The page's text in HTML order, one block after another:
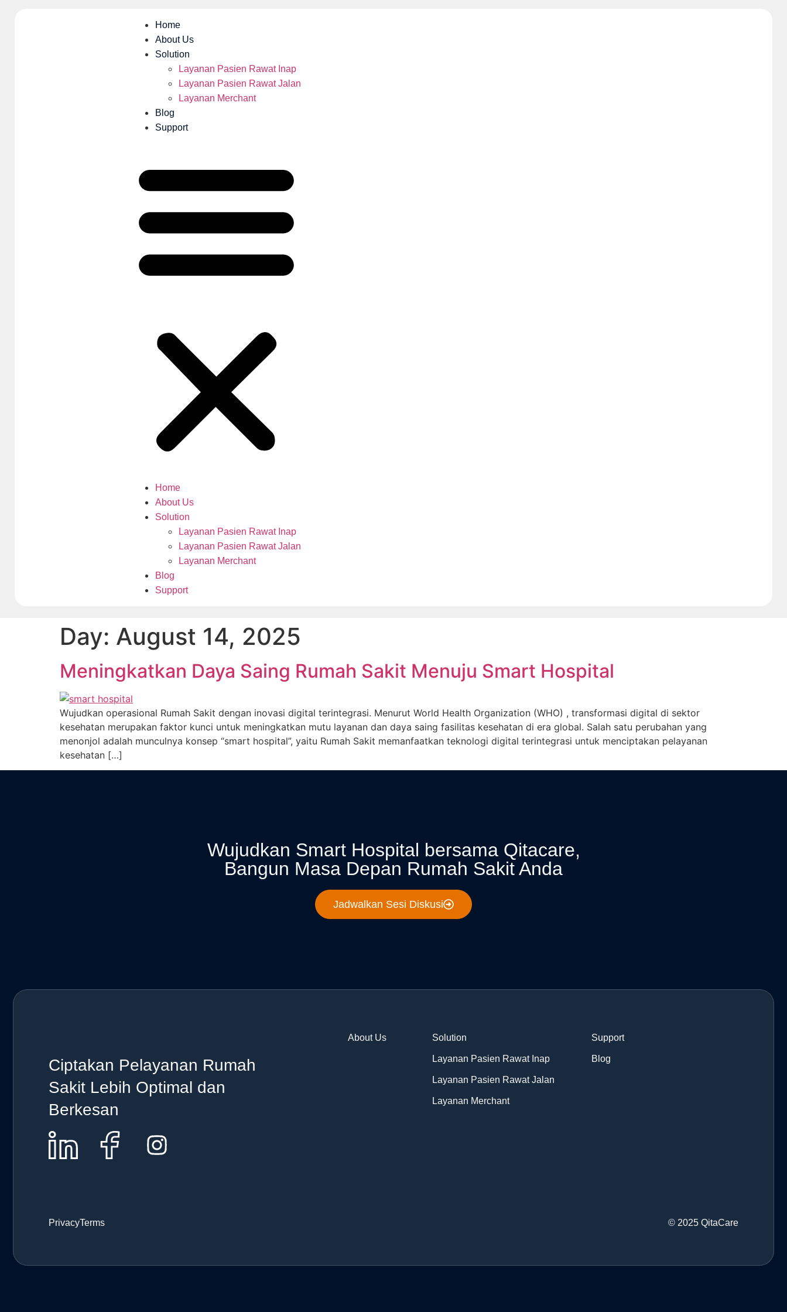
Home
About Us
Solution
Layanan Pasien Rawat Inap
Layanan Pasien Rawat Jalan
Layanan Merchant
Blog
Support
Home
About Us
Solution
Layanan Pasien Rawat Inap
Layanan Pasien Rawat Jalan
Layanan Merchant
Blog
Support
Day: August 14, 2025
Meningkatkan Daya Saing Rumah Sakit Menuju Smart Hospital
Wujudkan operasional Rumah Sakit dengan inovasi digital terintegrasi. Menurut World Health Organization (WHO) , transformasi digital di sektor
kesehatan merupakan faktor kunci untuk meningkatkan mutu layanan dan daya saing fasilitas kesehatan di era global. Salah satu perubahan yang
menonjol adalah munculnya konsep “smart hospital”, yaitu Rumah Sakit memanfaatkan teknologi digital terintegrasi untuk menciptakan pelayanan
kesehatan […]
Wujudkan Smart Hospital bersama Qitacare,
Bangun Masa Depan Rumah Sakit Anda
Jadwalkan Sesi Diskusi
Ciptakan Pelayanan Rumah
Sakit Lebih Optimal dan
Berkesan
About Us Solution
Layanan Pasien Rawat Inap
Layanan Pasien Rawat Jalan
Layanan Merchant
Support
Blog
PrivacyTerms © 2025 QitaCare